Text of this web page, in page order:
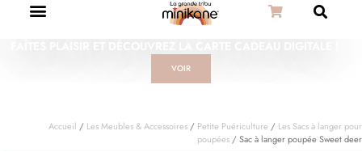
VOIR
Accueil / Les Meubles & Accessoires / Petite Puériculture / Les Sacs à langer pour
poupées / Sac à langer poupée Sweet deer